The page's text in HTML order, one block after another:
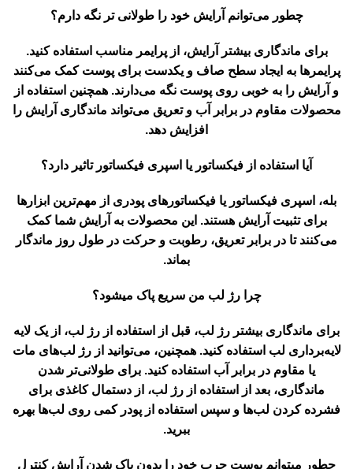
چطور می‌توانم آرایش خود را طولانی تر نگه دارم؟
برای ماندگاری بیشتر آرایش، از پرایمر مناسب استفاده کنید.
پرایمرها به ایجاد سطح صاف و یکدست برای پوست کمک می‌کنند
و آرایش را به خوبی روی پوست نگه می‌دارند. همچنین استفاده از
محصولات مقاوم در برابر آب و تعریق می‌تواند ماندگاری آرایش را
افزایش دهد.
آیا استفاده از فیکساتور یا اسپری فیکساتور تاثیر دارد؟
بله، اسپری فیکساتور یا فیکساتورهای پودری از مهم‌ترین ابزارها
برای تثبیت آرایش هستند. این محصولات به آرایش شما کمک
می‌کنند تا در برابر تعریق، رطوبت و حرکت در طول روز ماندگار
بماند.
چرا رژ لب من سریع پاک میشود؟
برای ماندگاری بیشتر رژ لب، قبل از استفاده از رژ لب، از یک لایه
لایه‌برداری لب استفاده کنید. همچنین، می‌توانید از رژ لب‌های مات
یا مقاوم در برابر آب استفاده کنید. برای طولانی‌تر شدن
ماندگاری، بعد از استفاده از رژ لب، از دستمال کاغذی برای
فشرده کردن لب‌ها و سپس استفاده از پودر کمی روی لب‌ها بهره
ببرید.
چطور میتوانم پوست چرب خود را بدون پاک شدن آرایش کنترل